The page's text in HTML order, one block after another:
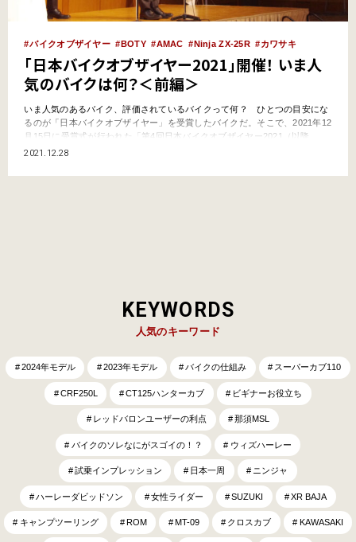
バイクオブザイヤー BOTY AMAC Ninja ZX-25R カワサキ
「日本バイクオブザイヤー2021」開催！ いま人
気のバイクは何？＜前編＞
いま人気のあるバイク、評価されているバイクって何？ ひとつの目安にな
るのが「日本バイクオブザイヤー」を受賞したバイクだ。そこで、2021年12
月15日に受賞式が行われた「第4回日本バイクオブザイヤー2021（以降、
BOTY）」の模様を前後編にわたってお届けしよう。 日本バイクオブザイヤ
たばかりだ。“オブザイヤー”と聞く…
2021.12.28
KEYWORDS
人気のキーワード
2024年モデル 2023年モデル バイクの仕組み スーパーカブ110
CRF250L CT125ハンターカブ ビギナーお役立ち
レッドバロンユーザーの利点 那須MSL
バイクのソレなにがスゴイの！？ ウィズハーレー
試乗インプレッション 日本一周 ニンジャ
ハーレーダビッドソン 女性ライダー SUZUKI XR BAJA
キャンプツーリング ROM MT-09 クロスカブ KAWASAKI